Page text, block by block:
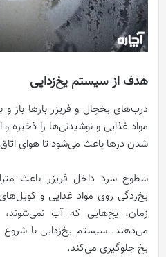
هدف از سیستم یخ‌زدایی
درب‌های یخچال و فریزر بارها باز
مواد غذایی و نوشیدنی‌ها را ذخیره و
شدن درها باعث می‌شود تا هوای
سطوح سرد داخل فریزر باعث
یخ‌زدگی روی مواد غذایی و
زمان، یخ‌هایی که آب
می‌دهند. سیستم یخ‌زدایی با شروع
یخ جلوگیری می‌کند.